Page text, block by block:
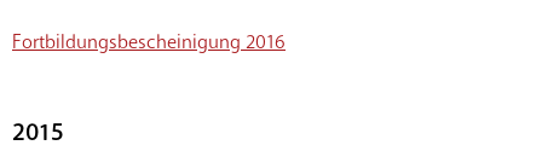
Fortbildungsbescheinigung 2016
2015